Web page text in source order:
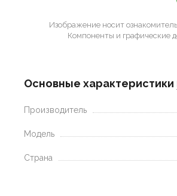
Изображение носит
Компоненты и графические
Основные характеристики
Производитель
Модель
Страна